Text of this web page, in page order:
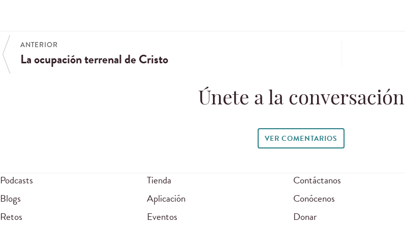
ANTERIOR
La ocupación terrenal de Cristo
Únete a la conversación
VER COMENTARIOS
Podcasts
Blogs
Retos
Tienda
Aplicación
Eventos
Contáctanos
Conócenos
Donar